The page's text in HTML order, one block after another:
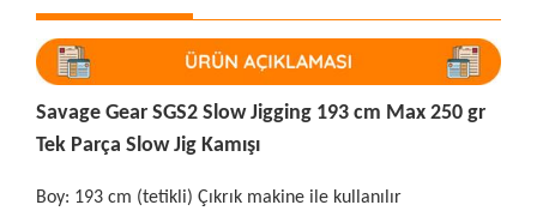
Savage Gear SGS2 Slow Jigging 193 cm Max 250 gr
Tek Parça Slow Jig Kamışı
Boy: 193 cm (tetikli) Çıkrık makine ile kullanılır